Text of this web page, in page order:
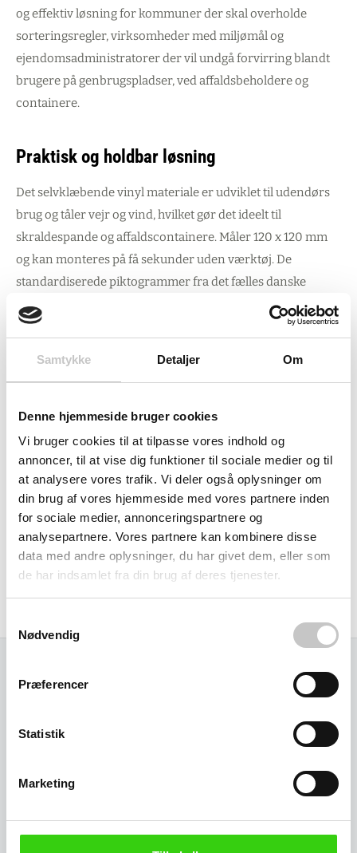
Samtykke Detaljer Om
Denne hjemmeside bruger cookies
Vi bruger cookies til at tilpasse vores indhold og
annoncer, til at vise dig funktioner til sociale medier og til
at analysere vores trafik. Vi deler også oplysninger om
din brug af vores hjemmeside med vores partnere inden
for sociale medier, annonceringspartnere og
analysepartnere. Vores partnere kan kombinere disse
data med andre oplysninger, du har givet dem, eller som
de har indsamlet fra din brug af deres tjenester.
Nødvendig
Præferencer
Statistik
Marketing
og effektiv løsning for kommuner der skal overholde
sorteringsregler, virksomheder med miljømål og
ejendomsadministratorer der vil undgå forvirring blandt
brugere på genbrugspladser, ved affaldsbeholdere og
containere.
Praktisk og holdbar løsning
Det selvklæbende vinyl materiale er udviklet til udendørs
brug og tåler vejr og vind, hvilket gør det ideelt til
skraldespande og affaldscontainere. Måler 120 x 120 mm
og kan monteres på få sekunder uden værktøj. De
standardiserede piktogrammer fra det fælles danske
system øger genkendeligheden markant, så folk med det
samme ved hvad der hører til hvor.
Bidrag til miljømålene
Korrekt sortering af pantdåser og plast optimerer
genanvendelsen og hjælper virksomheder med CSR-
rapportering samt kommuner med at opfylde deres
miljøforpligtelser. Ved at lette den korrekte sortering
understøtter skiltet en mere effektiv affaldshåndtering og
materialenyttiggørelse.
Som del af et bredt sortiment affaldsløsninger matcher
Relaterede varer